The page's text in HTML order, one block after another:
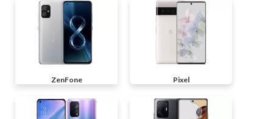
ZenFone Pixel